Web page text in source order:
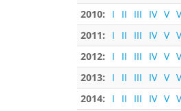
2010:
I II III IV V
2011:
I II III IV V
2012:
I II III IV V
2013:
I II III IV V
2014:
I II III IV V